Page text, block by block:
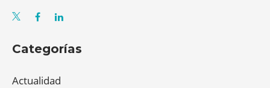
Categorías
Actualidad